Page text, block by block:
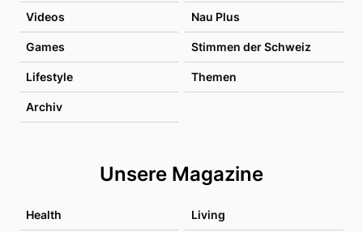
Videos Nau Plus
Games Stimmen der Schweiz
Lifestyle Themen
Archiv
Unsere Magazine
Health Living